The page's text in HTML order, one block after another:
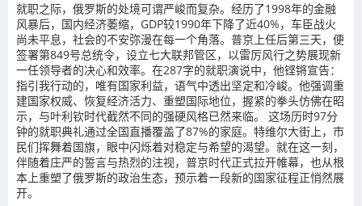
就职之际，俄罗斯的处境可谓严峻而复杂。经历了1998年的金融
风暴后，国内经济萎缩，GDP较1990年下降了近40%，车臣战火
尚未平息，社会的不安弥漫在每一个角落。普京上任后第三天，便
签署第849号总统令，设立七大联邦管区，以雷厉风行之势展现新
一任领导者的决心和效率。在287字的就职演说中，他铿锵宣告：
指引我行动的，唯有国家利益，语气中透出坚定和冷峻。他强调重
建国家权威、恢复经济活力、重塑国际地位，握紧的拳头仿佛在昭
示，与叶利钦时代截然不同的强硬风格已然来临。 这场历时97分
钟的就职典礼通过全国直播覆盖了87%的家庭。特维尔大街上，市
民们挥舞着国旗，眼中闪烁着对稳定与希望的渴望。就在这一刻，
伴随着庄严的誓言与热烈的注视，普京时代正式拉开帷幕，也从根
本上重塑了俄罗斯的政治生态，预示着一段新的国家征程正悄然展
开。